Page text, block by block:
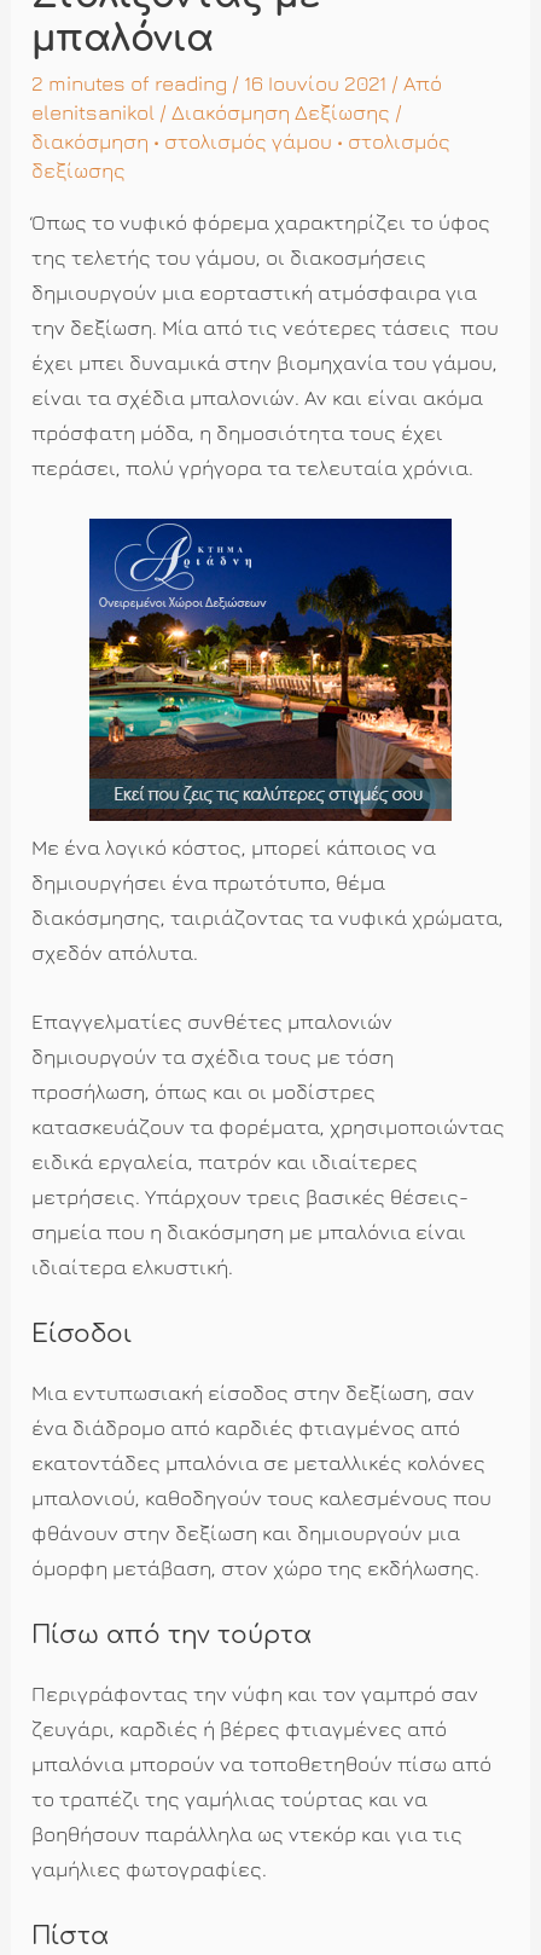
μπαλόνια
2 minutes of reading / 16 Ιουνίου 2021 / Από
elenitsanikol /Διακόσμηση Δεξίωσης /
διακόσμηση • στολισμός γάμου • στολισμός
δεξίωσης
Όπως το νυφικό φόρεμα χαρακτηρίζει το ύφος
της τελετής του γάμου, οι διακοσμήσεις
δημιουργούν μια εορταστική ατμόσφαιρα για
την δεξίωση. Μία από τις νεότερες τάσεις που
έχει μπει δυναμικά στην βιομηχανία του γάμου,
είναι τα σχέδια μπαλονιών. Αν και είναι ακόμα
πρόσφατη μόδα, η δημοσιότητα τους έχει
περάσει, πολύ γρήγορα τα τελευταία χρόνια.
Με ένα λογικό κόστος, μπορεί κάποιος να
δημιουργήσει ένα πρωτότυπο, θέμα
διακόσμησης, ταιριάζοντας τα νυφικά χρώματα,
σχεδόν απόλυτα.
Επαγγελματίες συνθέτες μπαλονιών
δημιουργούν τα σχέδια τους με τόση
προσήλωση, όπως και οι μοδίστρες
κατασκευάζουν τα φορέματα, χρησιμοποιώντας
ειδικά εργαλεία, πατρόν και ιδιαίτερες
μετρήσεις. Υπάρχουν τρεις βασικές θέσεις-
σημεία που η διακόσμηση με μπαλόνια είναι
ιδιαίτερα ελκυστική.
Είσοδοι
Μια εντυπωσιακή είσοδος στην δεξίωση, σαν
ένα διάδρομο από καρδιές φτιαγμένος από
εκατοντάδες μπαλόνια σε μεταλλικές κολόνες
μπαλονιού, καθοδηγούν τους καλεσμένους που
φθάνουν στην δεξίωση και δημιουργούν μια
όμορφη μετάβαση, στον χώρο της εκδήλωσης.
Πίσω από την τούρτα
Περιγράφοντας την νύφη και τον γαμπρό σαν
ζευγάρι, καρδιές ή βέρες φτιαγμένες από
μπαλόνια μπορούν να τοποθετηθούν πίσω από
το τραπέζι της γαμήλιας τούρτας και να
βοηθήσουν παράλληλα ως ντεκόρ και για τις
γαμήλιες φωτογραφίες.
Πίστα